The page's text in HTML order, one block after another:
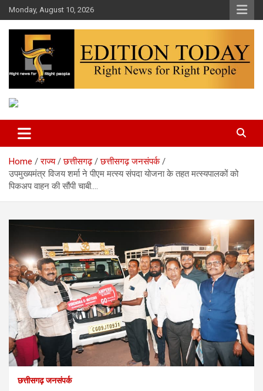
Skip
to
content
Monday, August 10, 2026
Edition Today
Home राज्य छत्तीसगढ़
छत्तीसगढ़ जनसंपर्क
उपमुख्यमंत्र विजय शर्मा ने पीएम मत्स्य संपदा योजना के तहत मत्स्यपालकों को
पिकअप वाहन की सौंपी चाबी….
छत्तीसगढ़ जनसंपर्क